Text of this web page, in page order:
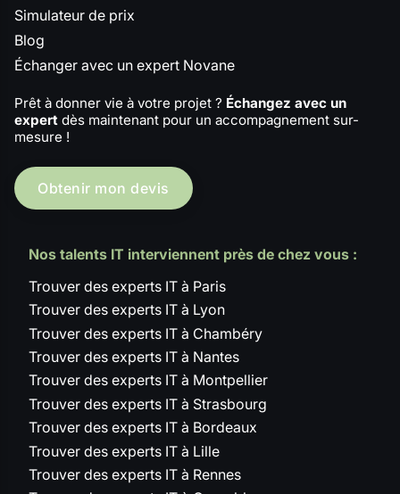
Simulateur de prix
Blog
Échanger avec un expert Novane
Prêt à donner vie à votre projet ? Échangez avec un
expert dès maintenant pour un accompagnement sur-
mesure !
Obtenir mon devis
Nos talents IT interviennent près de chez vous :
Trouver des experts IT à Paris
Trouver des experts IT à Lyon
Trouver des experts IT à Chambéry
Trouver des experts IT à Nantes
Trouver des experts IT à Montpellier
Trouver des experts IT à Strasbourg
Trouver des experts IT à Bordeaux
Trouver des experts IT à Lille
Trouver des experts IT à Rennes